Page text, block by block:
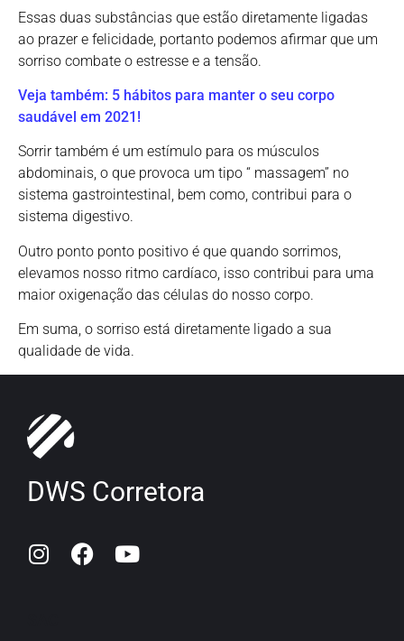
Essas duas substâncias que estão diretamente ligadas
ao prazer e felicidade, portanto podemos afirmar que um
sorriso combate o estresse e a tensão.
Veja também: 5 hábitos para manter o seu corpo
saudável em 2021!
Sorrir também é um estímulo para os músculos
abdominais, o que provoca um tipo “ massagem” no
sistema gastrointestinal, bem como, contribui para o
sistema digestivo.
Outro ponto ponto positivo é que quando sorrimos,
elevamos nosso ritmo cardíaco, isso contribui para uma
maior oxigenação das células do nosso corpo.
Em suma, o sorriso está diretamente ligado a sua
qualidade de vida.
DWS Corretora